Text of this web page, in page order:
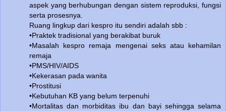
aspek yang berhubungan dengan sistem reproduksi, fungsi
serta prosesnya.
Ruang lingkup dari kespro itu sendiri adalah sbb :
•Praktek tradisional yang berakibat buruk
•Masalah kespro remaja mengenai seks atau kehamilan
remaja
•PMS/HIV/AIDS
•Kekerasan pada wanita
•Prostitusi
•Kebutuhan KB yang belum terpenuhi
•Mortalitas dan morbiditas ibu dan bayi sehingga selama